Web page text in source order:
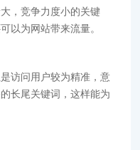
，竞争力度小的关键
以为网站带来流量。
访问用户较为精准，意
长尾关键词，这样能为